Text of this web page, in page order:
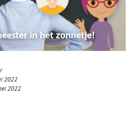
in het zonnetje!
2022
2022